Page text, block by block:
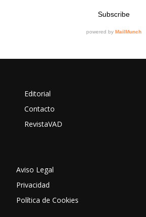
Editorial
Contacto
RevistaVAD
Aviso Legal
Privacidad
Política de Cookies